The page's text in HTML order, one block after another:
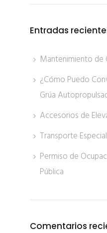
Entradas
Mantenimiento de
¿Cómo Puedo
Grúa
Accesorios de
Transporte Especial
Permiso de
Pública
Comentarios